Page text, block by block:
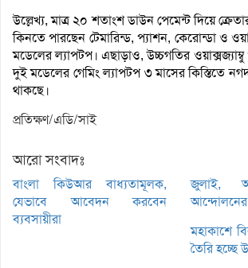
উল্লেখ্য, মাত্র ২০ শতাংশ ডাউন পেমেন্ট দিয়ে
কিনতে পারছেন টেমারিন্ড, প্যাশন, কেরোন্ডা ও
মডেলের ল্যাপটপ। এছাড়াও, উচ্চগতির
দুই মডেলের গেমিং ল্যাপটপ ৩ মাসের কিস্তিতে
থাকছে।
প্রতিক্ষণ/এডি/সাই
আরো সংবাদঃ
বাংলা কিউআর বাধ্যতামূলক,
যেভাবে আবেদন করবেন
ব্যবসায়ীরা
জুলাই,
মহাকাশে
তৈরি হচ্ছে